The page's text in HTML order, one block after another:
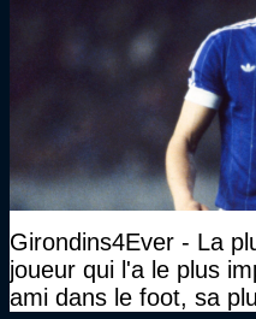
Girondins4Ever - La
joueur qui l'a le plus
ami dans le foot, sa